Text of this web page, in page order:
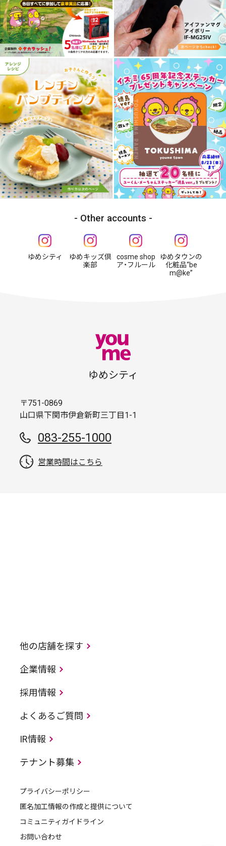
Other accounts
ゆめシティ
ゆめキッズ倶
楽部
cosme shop
ア・フルール
ゆめタウンの
化粧品“be
m@ke”
ゆめシティ
〒751-0869
山口県下関市伊倉新町三丁目1-1
083-255-1000
営業時間はこちら
他の店舗を探す
企業情報
採用情報
よくあるご質問
IR情報
テナント募集
プライバシーポリシー
匿名加工情報の作成と提供について
コミュニティガイドライン
お問い合わせ